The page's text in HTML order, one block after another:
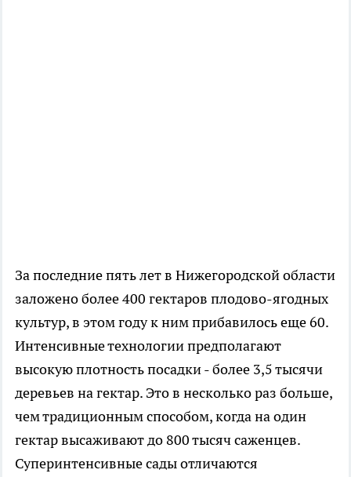
За последние пять лет в Нижегородской области
заложено более 400 гектаров плодово-ягодных
культур, в этом году к ним прибавилось еще 60.
Интенсивные технологии предполагают
высокую плотность посадки - более 3,5 тысячи
деревьев на гектар. Это в несколько раз больше,
чем традиционным способом, когда на один
гектар высаживают до 800 тысяч саженцев.
Суперинтенсивные сады отличаются